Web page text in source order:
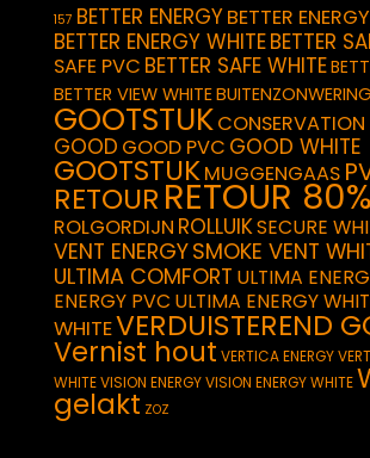
157 BETTER ENERGYBETTER
BETTER ENERGY WHITEBETTER
SAFE PVC BETTER SAFE WHITE
BETTER VIEW WHITEBUITENZONWERING
GOOTSTUKCONSERVATION
GOOD GOOD PVC GOOD WHITE
GOOTSTUKMUGGENGAAS
RETOUR RETOUR 80%
ROLGORDIJN ROLLUIKSECURE
VENT ENERGYSMOKE VENT
ULTIMA COMFORT ULTIMA
ENERGY PVC ULTIMA ENERGY
WHITEVERDUISTEREND
Vernist hout VERTICA ENERGY
WHITEVISION ENERGYVISION ENERGY WHITE
gelakt ZOZ